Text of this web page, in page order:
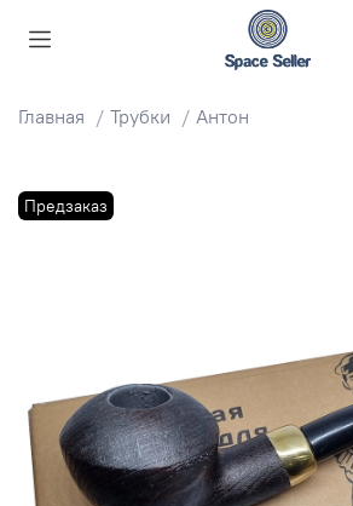
Главная Трубки Антон
Предзаказ